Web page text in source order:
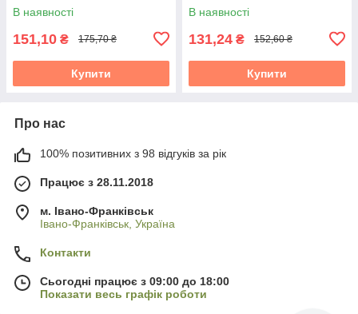
В наявності
151,10 ₴ 175,70 ₴
Купити
В наявності
131,24 ₴ 152,60 ₴
Купити
Про нас
100% позитивних з 98 відгуків за рік
Працює з 28.11.2018
м. Івано-Франківськ
Івано-Франківськ, Україна
Контакти
Сьогодні працює з 09:00 до 18:00
Показати весь графік роботи